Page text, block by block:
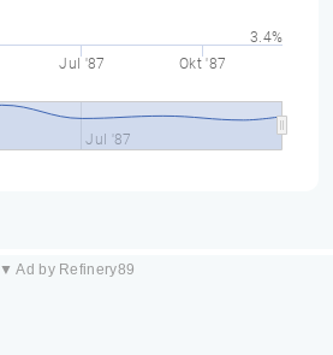
Jul '87 Okt '87
Jul '87
3.4%
▼ Ad by Refinery89